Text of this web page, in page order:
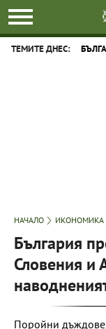
ТЕМИТЕ ДНЕС:
НАЧАЛО ИКОНОМИКА
България
Словения и
Поройни дъждове